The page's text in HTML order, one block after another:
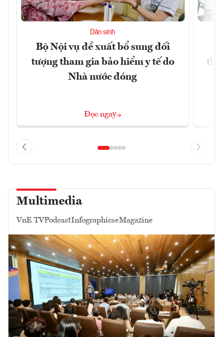
Dân sinh
Bộ Nội vụ đề xuất bổ sung đối
tượng tham gia bảo hiểm y tế do
Nhà nước đóng
Đọc ngay
Multimedia
VnE TVPodcastInfographicseMagazine